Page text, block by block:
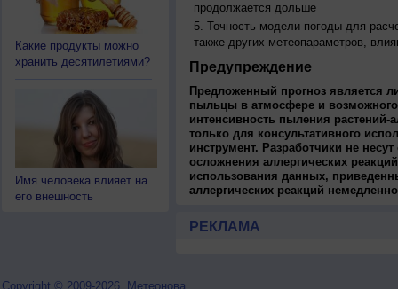
Какие продукты можно
хранить десятилетиями?
Имя человека влияет на
его внешность
продолжается дольше
Точность модели погоды для
также других метеопараметров,
Предупреждение
Предложенный прогноз является
пыльцы в атмосфере и
интенсивность пыления растений-
только для консультативного
инструмент. Разработчики не
осложнения аллергических
использования данных,
аллергических реакций
РЕКЛАМА
Copyright © 2009-2026, Метеонова